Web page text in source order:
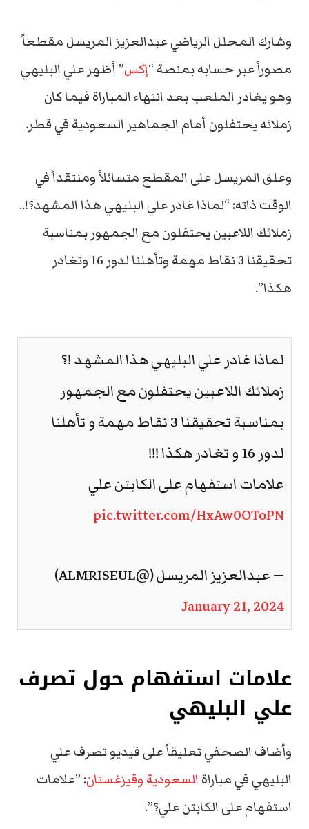
وشارك المحلل الرياضي عبدالعزيز المريسل مقطعاً
مصوراً عبر حسابه بمنصة “إكس” أظهر علي البليهي
وهو يغادر الملعب بعد انتهاء المباراة فيما كان
زملائه يحتفلون أمام الجماهير السعودية في قطر.
وعلق المريسل على المقطع متسائلاً ومنتقداً في
الوقت ذاته: “لماذا غادر علي البليهي هذا المشهد؟!..
زملائك اللاعبين يحتفلون مع الجمهور بمناسبة
تحقيقنا 3 نقاط مهمة وتأهلنا لدور 16 وتغادر
هكذا”.
لماذا غادر علي البليهي هذا المشهد !؟
زملائك اللاعبين يحتفلون مع الجمهور
بمناسبة تحقيقنا 3 نقاط مهمة و تأهلنا
لدور 16 و تغادر هكذا !!!
علامات استفهام على الكابتن علي
pic.twitter.com/HxAw0OToPN
— عبدالعزيز المريسل (@ALMRISEUL)
January 21, 2024
علامات استفهام حول تصرف
علي البليهي
وأضاف الصحفي تعليقاً على فيديو تصرف علي
البليهي في مباراةالسعودية وقيزغستان: ”علامات
استفهام على الكابتن علي؟”.